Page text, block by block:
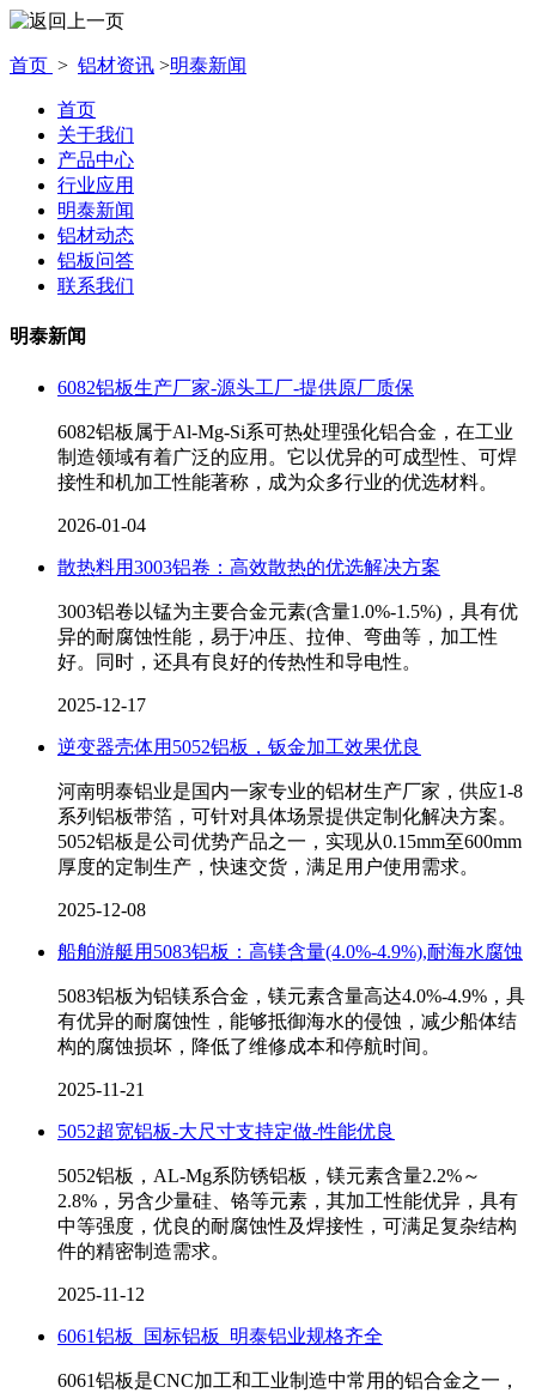
首页 > 铝材资讯 >明泰新闻
首页
关于我们
产品中心
行业应用
明泰新闻
铝材动态
铝板问答
联系我们
明泰新闻
6082铝板生产厂家-源头工厂-提供原厂质保
6082铝板属于Al-Mg-Si系可热处理强化铝合金，在工业
制造领域有着广泛的应用。它以优异的可成型性、可焊
接性和机加工性能著称，成为众多行业的优选材料。
2026-01-04
散热料用3003铝卷：高效散热的优选解决方案
3003铝卷以锰为主要合金元素(含量1.0%-1.5%)，具有优
异的耐腐蚀性能，易于冲压、拉伸、弯曲等，加工性
好。同时，还具有良好的传热性和导电性。
2025-12-17
逆变器壳体用5052铝板，钣金加工效果优良
河南明泰铝业是国内一家专业的铝材生产厂家，供应1-8
系列铝板带箔，可针对具体场景提供定制化解决方案。
5052铝板是公司优势产品之一，实现从0.15mm至600mm
厚度的定制生产，快速交货，满足用户使用需求。
2025-12-08
船舶游艇用5083铝板：高镁含量(4.0%-4.9%),耐海水腐蚀
5083铝板为铝镁系合金，镁元素含量高达4.0%-4.9%，具
有优异的耐腐蚀性，能够抵御海水的侵蚀，减少船体结
构的腐蚀损坏，降低了维修成本和停航时间。
2025-11-21
5052超宽铝板-大尺寸支持定做-性能优良
5052铝板，AL-Mg系防锈铝板，镁元素含量2.2%～
2.8%，另含少量硅、铬等元素，其加工性能优异，具有
中等强度，优良的耐腐蚀性及焊接性，可满足复杂结构
件的精密制造需求。
2025-11-12
6061铝板_国标铝板_明泰铝业规格齐全
6061铝板是CNC加工和工业制造中常用的铝合金之一，